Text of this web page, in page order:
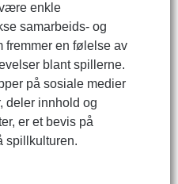
enkle
samarbeids- og
fremmer en følelse av
blant spillerne.
på sosiale medier
deler innhold og
er et bevis på
spillkulturen.